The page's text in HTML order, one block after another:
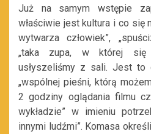
Już na samym wstępie
właściwie jest kultura i co się
wytwarza człowiek”,
„taka zupa, w której się
usłyszeliśmy z sali. Jest to
„wspólnej pieśni, którą
2 godziny oglądania filmu
wykładzie” w imieniu
innymi ludźmi”. Komasa